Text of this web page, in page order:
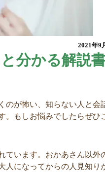
2021年9
分かる解説
のが怖い、知らない人と会
。もしお悩みでしたらぜひ
ています。おかあさん以外
人になってからの人見知り